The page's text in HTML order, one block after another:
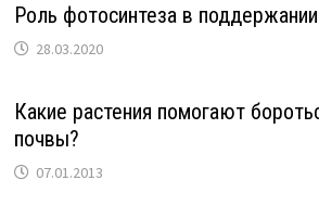
Роль фотосинтеза в
28.03.2020
Какие растения помогают
почвы?
07.01.2013